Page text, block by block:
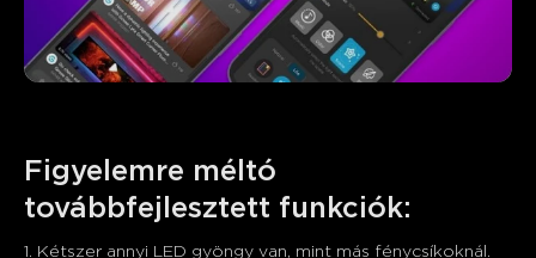
Figyelemre méltó
továbbfejlesztett funkciók:
1. Kétszer annyi LED gyöngy van, mint más fénycsíkoknál.